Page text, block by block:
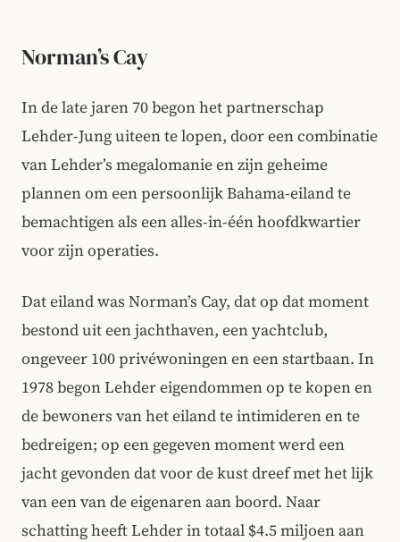
Norman’s Cay
In de late jaren 70 begon het partnerschap
Lehder-Jung uiteen te lopen, door een combinatie
van Lehder’s megalomanie en zijn geheime
plannen om een persoonlijk Bahama-eiland te
bemachtigen als een alles-in-één hoofdkwartier
voor zijn operaties.
Dat eiland was Norman’s Cay, dat op dat moment
bestond uit een jachthaven, een yachtclub,
ongeveer 100 privéwoningen en een startbaan. In
1978 begon Lehder eigendommen op te kopen en
de bewoners van het eiland te intimideren en te
bedreigen; op een gegeven moment werd een
jacht gevonden dat voor de kust dreef met het lijk
van een van de eigenaren aan boord. Naar
schatting heeft Lehder in totaal $4.5 miljoen aan